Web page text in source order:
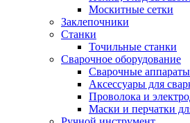
Москитные сетки
Заклепочники
Станки
Точильные станки
Сварочное оборудование
Сварочные аппараты
Аксессуары для
Проволока и
Маски и перчатки